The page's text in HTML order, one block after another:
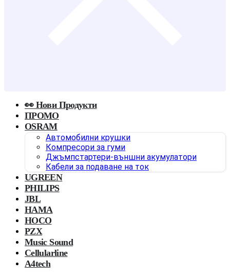
👀 Нови Продукти
ПРОМО
OSRAM
Автомобилни крушки
Компресори за гуми
Джъмпстартери-външни акумулатори
Кабели за подаване на ток
UGREEN
PHILIPS
JBL
HAMA
HOCO
PZX
Music Sound
Cellularline
A4tech